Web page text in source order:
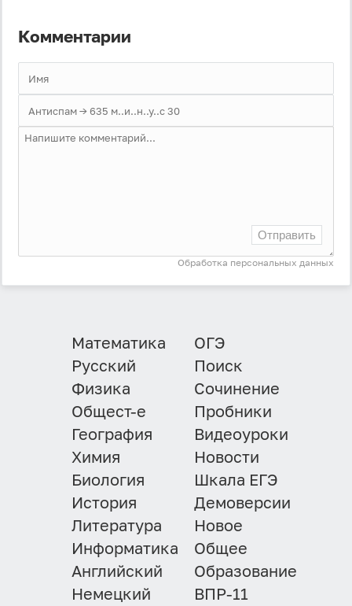
Комментарии
Отправить
Обработка персональных данных
Математика
Русский
Физика
Общест-е
География
Химия
Биология
История
Литература
Информатика
Английский
Немецкий
ОГЭ
Поиск
Сочинение
Пробники
Видеоуроки
Новости
Шкала ЕГЭ
Демоверсии
Новое
Общее
Образование
ВПР-11